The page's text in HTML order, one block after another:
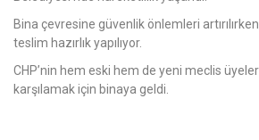
Bina çevresine güvenlik önlemleri
teslim hazırlık yapılıyor.
CHP’nin hem eski hem de yeni meclis
karşılamak için binaya geldi.